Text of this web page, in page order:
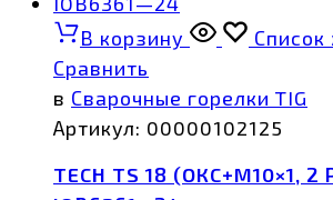
В корзину
Сравнить
в Сварочные горелки TIG
Артикул: 00000102125
TECH TS 18 (ОКС+М10×1, 2